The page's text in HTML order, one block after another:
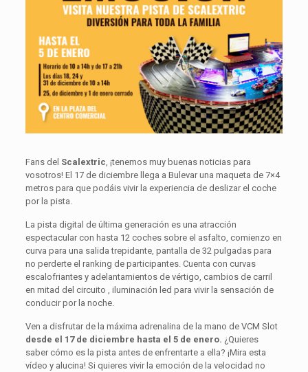
Fans del Scalextric, ¡tenemos muy buenas noticias para
vosotros! El 17 de diciembre llega a Bulevar una maqueta de 7×4
metros para que podáis vivir la experiencia de deslizar el coche
por la pista.
La pista digital de última generación es una atracción
espectacular con hasta 12 coches sobre el asfalto, comienzo en
curva para una salida trepidante, pantalla de 32 pulgadas para
no perderte el ranking de participantes. Cuenta con curvas
escalofriantes y adelantamientos de vértigo, cambios de carril
en mitad del circuito , iluminación led para vivir la sensación de
conducir por la noche.
Ven a disfrutar de la máxima adrenalina de la mano de VCM Slot
desde el 17 de diciembre hasta el 5 de enero. ¿Quieres
saber cómo es la pista antes de enfrentarte a ella? ¡Mira esta
vídeo y alucina! Si quieres vivir la emoción de la velocidad no